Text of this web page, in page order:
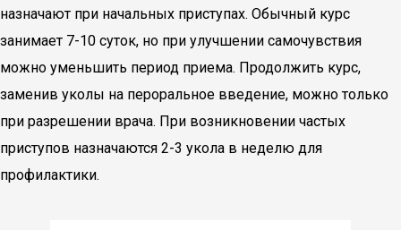
назначают при начальных приступах. Обычный курс
занимает 7-10 суток, но при улучшении самочувствия
можно уменьшить период приема. Продолжить курс,
заменив уколы на пероральное введение, можно только
при разрешении врача. При возникновении частых
приступов назначаются 2-3 укола в неделю для
профилактики.